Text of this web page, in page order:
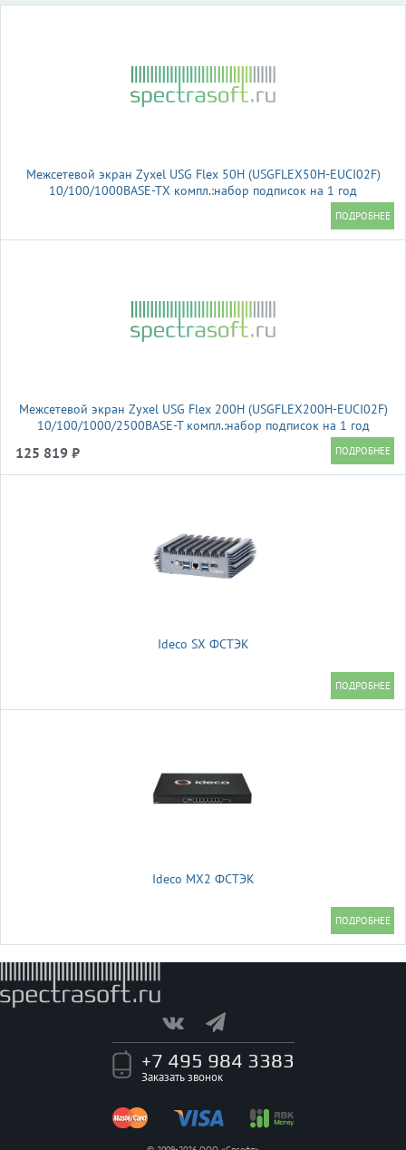
Межсетевой экран Zyxel USG Flex 50H (USGFLEX50H-EUCI02F)
10/100/1000BASE-TX компл.:набор подписок на 1 год
Межсетевой экран Zyxel USG Flex 200H (USGFLEX200H-EUCI02F)
10/100/1000/2500BASE-T компл.:набор подписок на 1 год
125 819 ₽
Ideco SX ФСТЭК
Ideco MX2 ФСТЭК
+7 495 984 3383
Заказать звонок